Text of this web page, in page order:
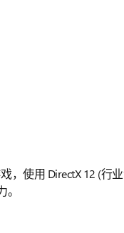
，使用 DirectX 12 (行